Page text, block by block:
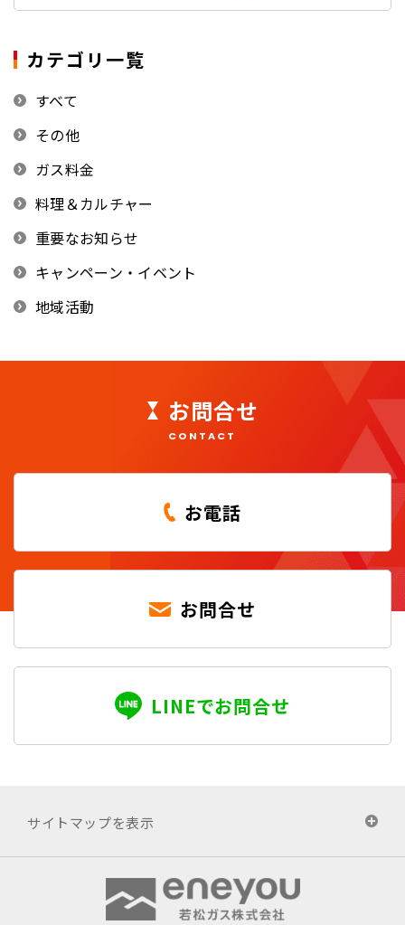
カテゴリ一覧
すべて
その他
ガス料金
料理＆カルチャー
重要なお知らせ
キャンペーン・イベント
地域活動
お問合せ
CONTACT
お電話
お問合せ
LINEでお問合せ
サイトマップを表示